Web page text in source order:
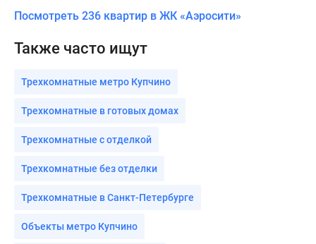
Посмотреть 236 квартир в ЖК «Аэросити»
Также часто ищут
Трехкомнатные метро Купчино
Трехкомнатные в готовых домах
Трехкомнатные с отделкой
Трехкомнатные без отделки
Трехкомнатные в Санкт-Петербурге
Объекты метро Купчино